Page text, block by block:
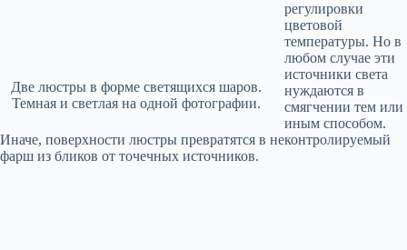
Две люстры в форме светящихся шаров.
Темная и светлая на одной фотографии.
регулировки
цветовой
температуры. Но в
любом случае эти
источники света
нуждаются в
смягчении тем или
иным способом.
Иначе, поверхности люстры превратятся в неконтролируемый
фарш из бликов от точечных источников.